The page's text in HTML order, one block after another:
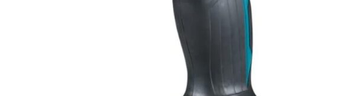
pour une large gamme
de tâches de démolition :
un puissant marteau-
piqueur, un burin
pointu, un burin plat,
des balais de charbon de
rechange, un tube de
lubrifiant, une clé à